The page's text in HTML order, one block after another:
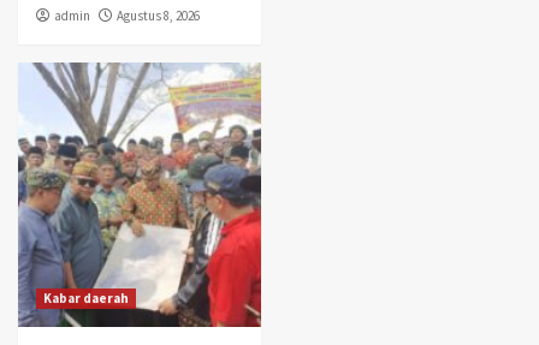
admin Agustus 8, 2026
Kabar daerah